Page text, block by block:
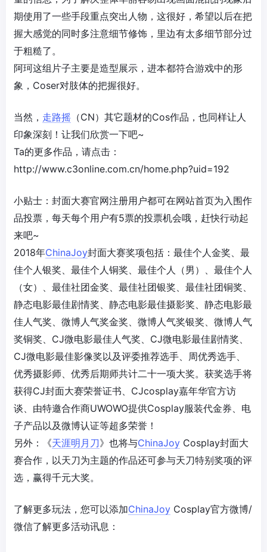
期使用了一些手段重点突出人物，这很好，希望以后在把
握大感觉的同时多注意细节修饰，里边有太多细节部分过
于粗糙了。
阿珂这组片子主要是造型展示，进本都符合游戏中的形
象，Coser对肢体的把握很好。
当然， 走路摇 （CN）其它题材的Cos作品，也同样让人
印象深刻！让我们欣赏一下吧~
Ta的更多作品，请点击：
http://www.c3online.com.cn/home.php?uid=192
小贴士：封面大赛官网注册用户都可在网站首页为入围作
品投票，每天每个用户有5票的投票机会哦，赶快行动起
来吧~
2018年ChinaJoy封面大赛奖项包括：最佳个人金奖、最
佳个人银奖、最佳个人铜奖、最佳个人（男）、最佳个人
（女）、最佳社团金奖、最佳社团银奖、最佳社团铜奖、
静态电影最佳剧情奖、静态电影最佳摄影奖、静态电影最
佳人气奖、微博人气奖金奖、微博人气奖银奖、微博人气
奖铜奖、CJ微电影最佳人气奖、CJ微电影最佳剧情奖、
CJ微电影最佳影像奖以及评委推荐选手、周优秀选手、
优秀摄影师、优秀后期师共计二十一项大奖。获奖选手将
获得CJ封面大赛荣誉证书、CJcosplay嘉年华官方访
谈、由特邀合作商UWOWO提供Cosplay服装代金券、电
子产品以及微博认证等超多荣誉！
另外：《天涯明月刀》也将与ChinaJoy Cosplay封面大
赛合作，以天刀为主题的作品还可参与天刀特别奖项的评
选，赢得千元大奖。
了解更多玩法，您可以添加ChinaJoy Cosplay官方微博/
微信了解更多活动讯息：